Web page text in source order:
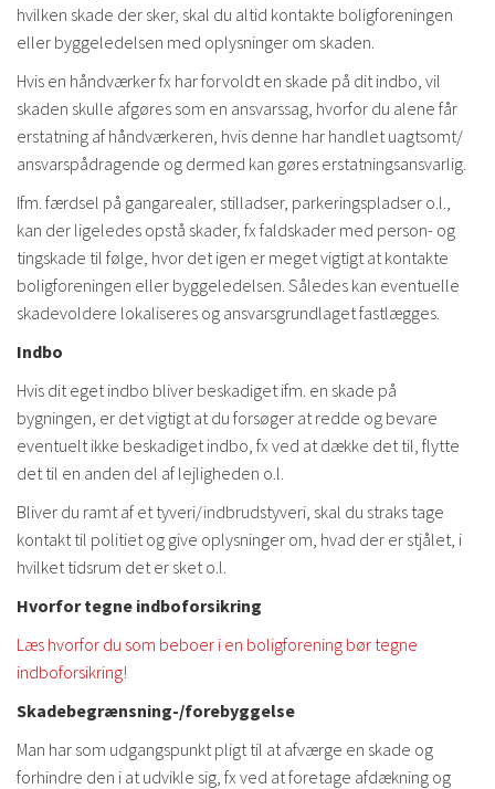
hvilken skade der sker, skal du altid kontakte boligforeningen
eller byggeledelsen med oplysninger om skaden.
Hvis en håndværker fx har forvoldt en skade på dit indbo, vil
skaden skulle afgøres som en ansvarssag, hvorfor du alene får
erstatning af håndværkeren, hvis denne har handlet uagtsomt/
ansvarspådragende og dermed kan gøres erstatningsansvarlig.
Ifm. færdsel på gangarealer, stilladser, parkeringspladser o.l.,
kan der ligeledes opstå skader, fx faldskader med person- og
tingskade til følge, hvor det igen er meget vigtigt at kontakte
boligforeningen eller byggeledelsen. Således kan eventuelle
skadevoldere lokaliseres og ansvarsgrundlaget fastlægges.
Indbo
Hvis dit eget indbo bliver beskadiget ifm. en skade på
bygningen, er det vigtigt at du forsøger at redde og bevare
eventuelt ikke beskadiget indbo, fx ved at dække det til, flytte
det til en anden del af lejligheden o.l.
Bliver du ramt af et tyveri/indbrudstyveri, skal du straks tage
kontakt til politiet og give oplysninger om, hvad der er stjålet, i
hvilket tidsrum det er sket o.l.
Hvorfor tegne indboforsikring
Læs hvorfor du som beboer i en boligforening bør tegne
indboforsikring!
Skadebegrænsning-/forebyggelse
Man har som udgangspunkt pligt til at afværge en skade og
forhindre den i at udvikle sig, fx ved at foretage afdækning og